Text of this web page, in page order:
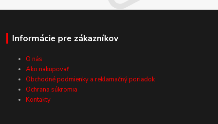
Informácie pre zákazníkov
O nás
Ako nakupovať
Obchodné podmienky a reklamačný poriadok
Ochrana súkromia
Kontakty